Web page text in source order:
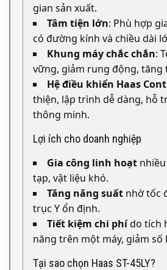
gian sản xuất.
Tâm tiện lớn: Phù hợp
có đường kính và chiều dài
Khung máy chắc chắn:
vững, giảm rung động, tăng
Hệ điều khiển Haas
thiện, lập trình dễ dàng, hỗ
thông minh.
Lợi ích cho doanh nghiệp
Gia công linh hoạt
tạp, vật liệu khó.
Tăng năng suất nhờ tốc
trục Y ổn định.
Tiết kiệm chi phído tích
năng trên một máy, giảm số
Tại sao chọn Haas ST-45LY?